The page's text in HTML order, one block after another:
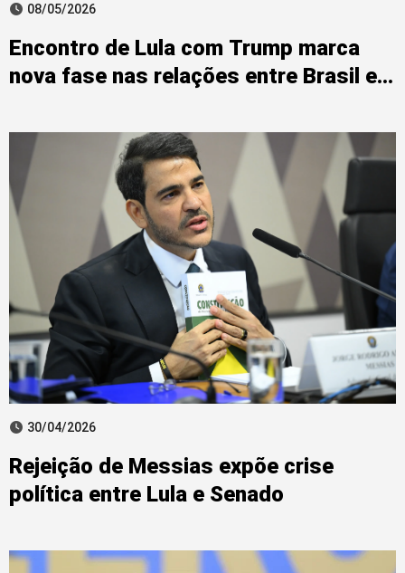
08/05/2026
Encontro de Lula com Trump marca
nova fase nas relações entre Brasil e
30/04/2026
Rejeição de Messias expõe crise
política entre Lula e Senado